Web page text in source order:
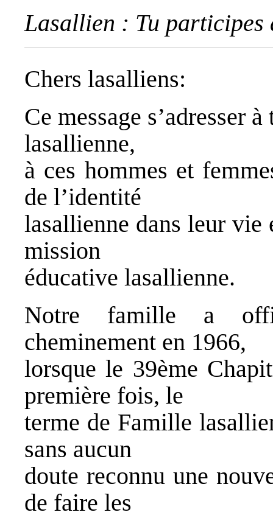
Lasallien : Tu participes
Chers lasalliens:
Ce message s’adresser
lasallienne,
à ces hommes et
de l’identité
lasallienne dans leur vie
mission
éducative lasallienne.
Notre famille a
cheminement en 1966,
lorsque le 39ème
première fois, le
terme de Famille
sans aucun
doute reconnu une
de faire les